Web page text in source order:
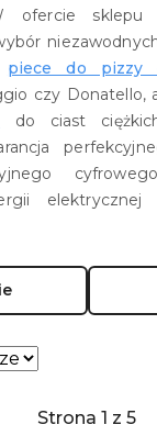
ofercie sklepu
piece do pizzy
czy Donatello,
do ciast
elektrycznej